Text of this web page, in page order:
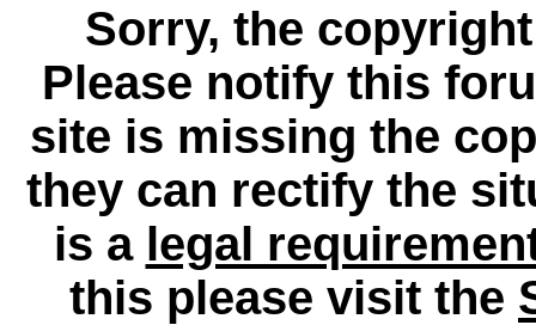
Sorry, the
Please notify this
site is missing the
they can rectify the
is a legal
this please visit the